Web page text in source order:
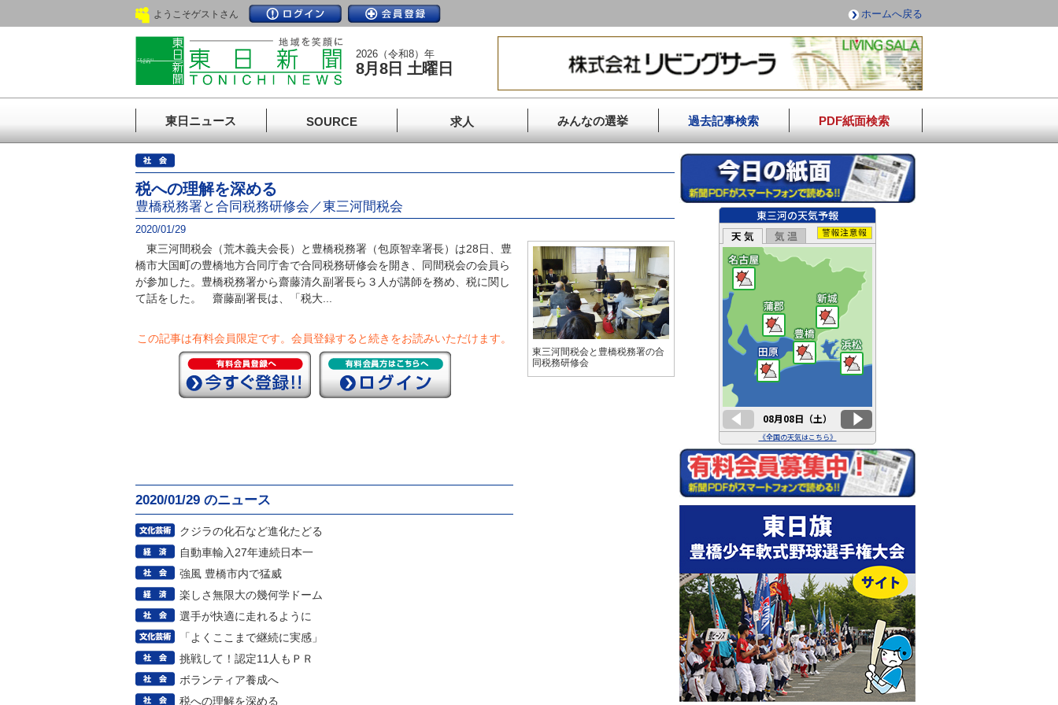
ようこそゲストさん ホームへ戻る
2026（令和8）年
8月8日 土曜日
東日ニュース SOURCE 求人 みんなの選挙 過去記事検索 PDF紙面検索
税への理解を深める
豊橋税務署と合同税務研修会／東三河間税会
2020/01/29
東三河間税会（荒木義夫会長）と豊橋税務署（包原智幸署長）は28日、豊
橋市大国町の豊橋地方合同庁舎で合同税務研修会を開き、同間税会の会員ら
が参加した。豊橋税務署から齋藤清久副署長ら３人が講師を務め、税に関し
て話をした。 齋藤副署長は、「税大...
この記事は有料会員限定です。 会員登録すると続きをお読みいただけます。
2020/01/29 のニュース
クジラの化石など進化たどる
自動車輸入27年連続日本一
強風 豊橋市内で猛威
楽しさ無限大の幾何学ドーム
選手が快適に走れるように
「よくここまで継続に実感」
挑戦して！認定11人もＰＲ
ボランティア養成へ
税への理解を深める
東三河間税会と豊橋税務署の合
同税務研修会